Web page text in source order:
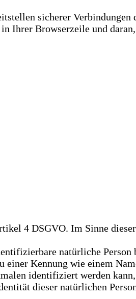
sicherer
Ihrer Browserzeile und
4 DSGVO. Im Sinne
natürliche
Kennung wie einem
identifiziert werden
dieser natürlichen